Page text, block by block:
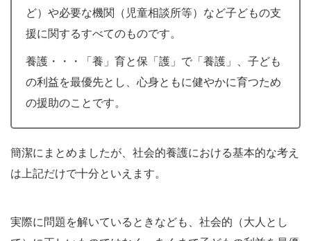
ど）や必要な機関（児童相談所等）など子どもの支
援に関するすべてのものです。
養護・・・「養」育と保「護」で「養護」、子ども
の利益を最優先とし、心身ともに健やかに育つため
の援助のことです。
簡潔にまとめましたが、社会的養護における基本的な考え
は上記だけで十分といえます。
実際に問題を解いているときなども、社会的（大人とし